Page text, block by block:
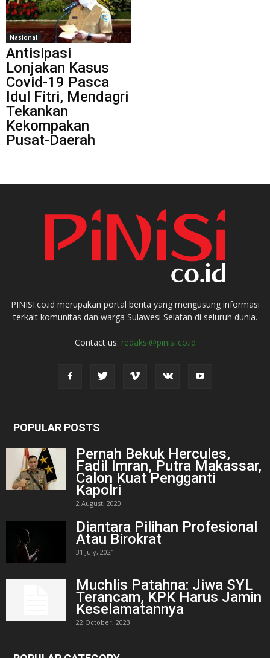
Nasional
Antisipasi
Lonjakan Kasus
Covid-19 Pasca
Idul Fitri, Mendagri
Tekankan
Kekompakan
Pusat-Daerah
PINISI.co.id merupakan portal berita yang mengusung informasi
terkait komunitas dan warga Sulawesi Selatan di seluruh dunia.
Contact us: redaksi@pinisi.co.id
POPULAR POSTS
Pernah Bekuk Hercules,
Fadil Imran, Putra Makassar,
Calon Kuat Pengganti
Kapolri
2 August, 2020
Diantara Pilihan Profesional
Atau Birokrat
31 July, 2021
Muchlis Patahna: Jiwa SYL
Terancam, KPK Harus Jamin
Keselamatannya
22 October, 2023